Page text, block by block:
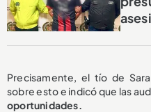
Precisamente, el tío de
sobre esto e indicó que las
oportunidades.